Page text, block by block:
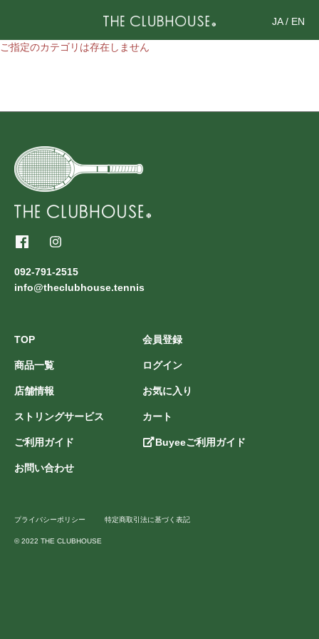
JA/ EN
ご指定のカテゴリは存在しません
092-791-2515
info@theclubhouse.tennis
TOP
商品一覧
店舗情報
ストリングサービス
ご利用ガイド
お問い合わせ
会員登録
ログイン
お気に入り
カート
Buyeeご利用ガイド
プライバシーポリシー 特定商取引法に基づく表記
© 2022 THE CLUBHOUSE